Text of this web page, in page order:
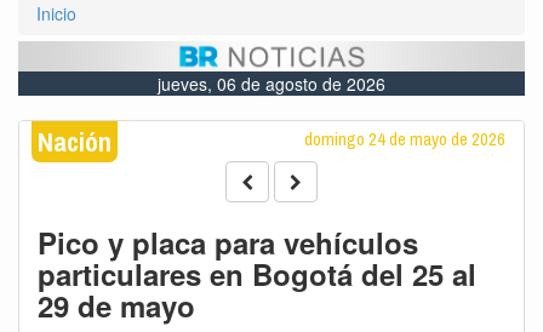
Inicio
jueves, 06 de agosto de 2026
Nación domingo 24 de mayo de 2026
Pico y placa para vehículos
particulares en Bogotá del 25 al
29 de mayo